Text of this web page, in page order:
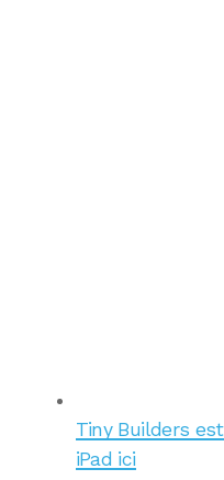
Tiny Builders
iPad ici